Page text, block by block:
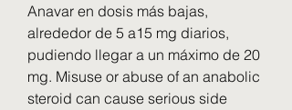
Anavar en dosis más bajas,
alrededor de 5 a15 mg diarios,
pudiendo llegar a un máximo de 20
mg. Misuse or abuse of an anabolic
steroid can cause serious side